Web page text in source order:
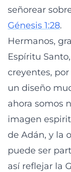
señorear
Génesis 1:28.
Hermanos,
Espíritu
creyentes,
un diseño
ahora somos
imagen
de Adán, y la
puede ser
así reflejar la